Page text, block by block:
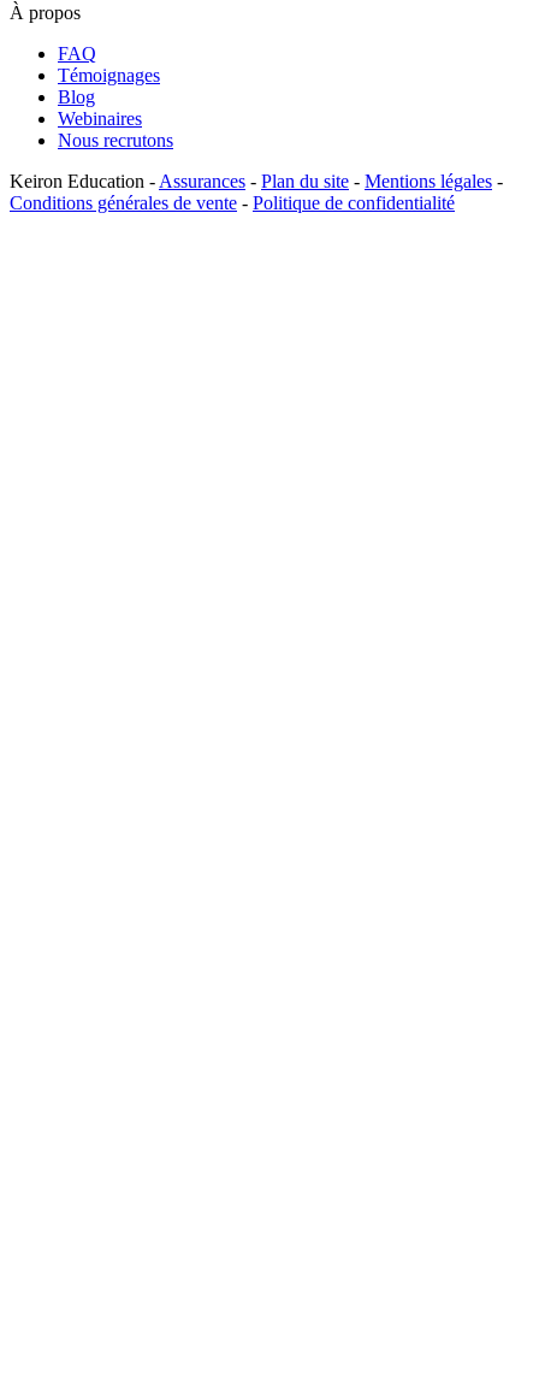
À propos
FAQ
Témoignages
Blog
Webinaires
Nous recrutons
Keiron Education -Assurances - Plan du site - Mentions légales -
Conditions générales de vente - Politique de confidentialité